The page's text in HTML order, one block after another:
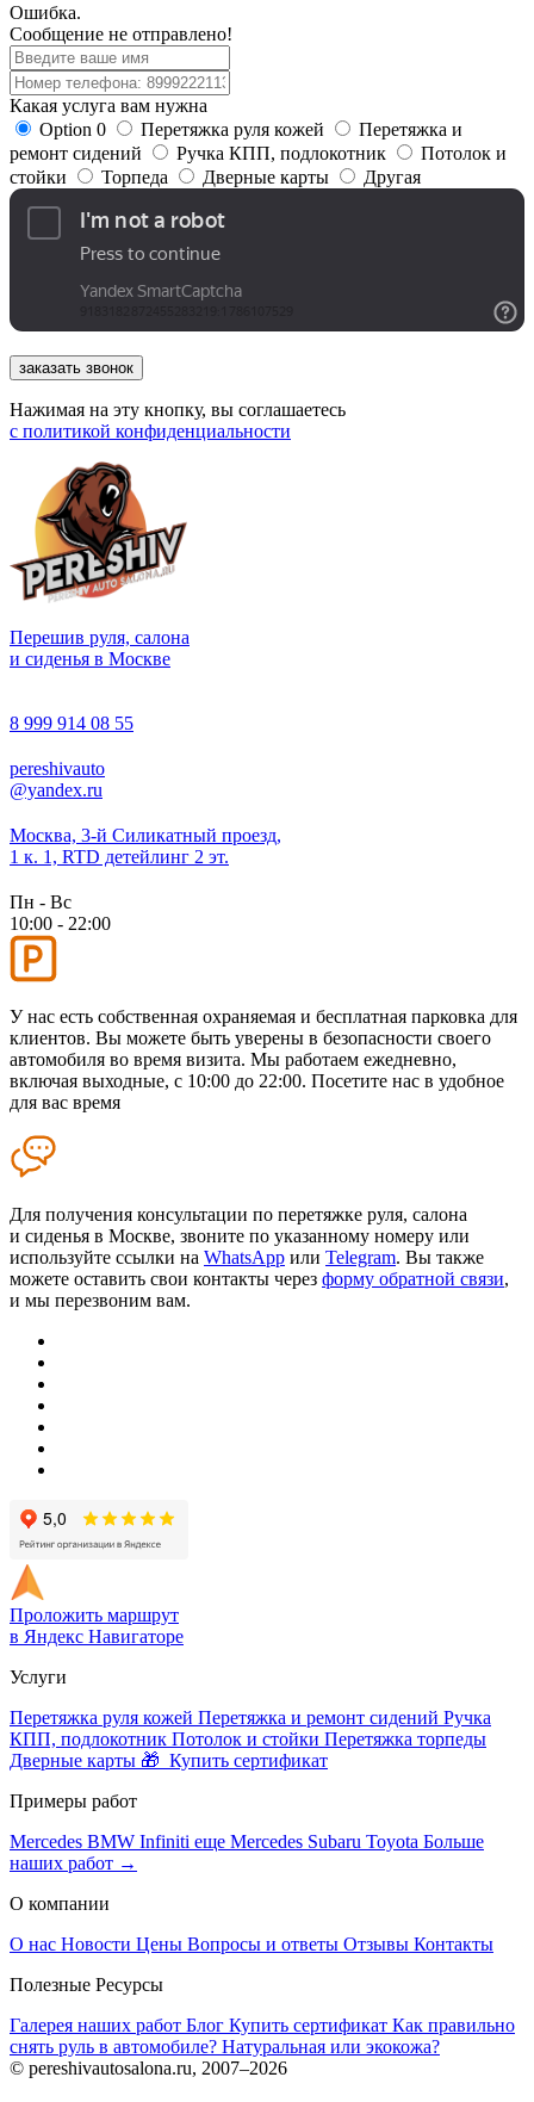
Ошибка.
Сообщение не отправлено!
Какая услуга вам нужна
Option 0
Перетяжка руля кожей
Перетяжка и
ремонт сидений
Ручка КПП, подлокотник
Потолок и
стойки
Торпеда Дверные карты Другая
заказать звонок
Нажимая на эту кнопку, вы соглашаетесь
с политикой конфиденциальности
Перешив руля, салона
и сиденья в Москве
8 999 914 08 55
pereshivauto
@yandex.ru
Москва, 3-й Силикатный проезд,
1 к. 1, RTD детейлинг 2 эт.
Пн - Вс
10:00 - 22:00
У нас есть собственная охраняемая и бесплатная парковка для
клиентов. Вы можете быть уверены в безопасности своего
автомобиля во время визита. Мы работаем ежедневно,
включая выходные, с 10:00 до 22:00. Посетите нас в удобное
для вас время
Для получения консультации по перетяжке руля, салона
и сиденья в Москве, звоните по указанному номеру или
используйте ссылки на WhatsApp или Telegram. Вы также
можете оставить свои контакты через форму обратной связи,
и мы перезвоним вам.
Проложить маршрут
в Яндекс Навигаторе
Услуги
Перетяжка руля кожей Перетяжка и ремонт сидений Ручка
КПП, подлокотник Потолок и стойки Перетяжка торпеды
Дверные карты 🎁 Купить сертификат
Примеры работ
Mercedes BMW Infiniti еще Mercedes Subaru Toyota Больше
наших работ →
О компании
О нас Новости Цены Вопросы и ответы Отзывы Контакты
Полезные Ресурсы
Галерея наших работ Блог Купить сертификат Как правильно
снять руль в автомобиле? Натуральная или экокожа?
© pereshivautosalona.ru, 2007–2026